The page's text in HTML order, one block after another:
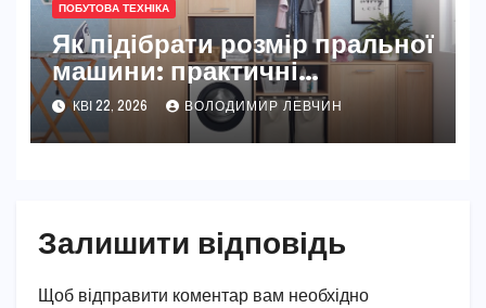
ПОБУТОВА ТЕХНІКА
Як підібрати розмір пральної
машини: практичні
рекомендації
КВІ 22, 2026 ВОЛОДИМИР ЛЕВЧИН
Залишити відповідь
Щоб відправити коментар вам необхідно